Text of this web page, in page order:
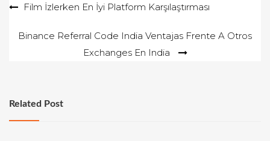
YazıFilm İzlerken En İyi Platform Karşılaştırması
Binance Referral Code India Ventajas Frente A Otros
Exchanges En India
Related Post